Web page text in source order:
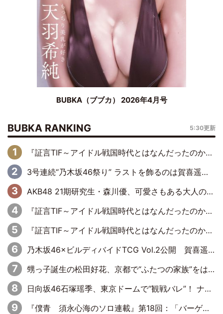
BUBKA（ブブカ） 2026年4月号
BUBKA RANKING 5:30更新
『証言TIF～アイドル戦国時代とはなんだったのか～』第6回：でんぱ組.inc・古川未鈴×相沢梨紗「『ハロプロやりたかったな』って言ったら、夢眠ねむさんに『てめえはでんぱ組．incなんだよ！』って肩パンされて(笑)」
3号連続“乃木坂46祭り” ラストを飾るのは賀喜遥香…5年ぶりの登場に「5年分大人になった私を見ていただけたら」
AKB48 21期研究生・森川優、可愛さもある大人の女性に
『証言TIF～アイドル戦国時代とはなんだったのか～』第11回：私立恵比寿中学・真山りか×安本彩花「TIFで10年ぶりのキョンシーメイクをしたら、場を完全に引かせてしまって。時代が変わったんだなって」
『証言TIF～アイドル戦国時代とはなんだったのか～』第10回：さくら学院・武藤彩未×飯田らうら「正直、中3で辞めるというのを信じてなくて。そう言われてはいたけど、嘘でしょって」
乃木坂46×ビルディバイドTCG Vol.2公開 賀喜遥香＆田村真佑が『京まふ』ステージに登壇
甥っ子誕生の松田好花、京都で“ふたつの家族”をはしご！ “母”黒谷友香に見送られ、“父”松岡昌宏とはハシゴ酒
日向坂46石塚瑶季、東京ドームで“観戦バレ”！ ナイツ・塙も認めた「巨人に詳しすぎるアイドル」は元VENUSスクール生で杉内コーチ推し⁉
『僕青 須永心海のソロ連載』第18回：「バーゲンセールハンターみうな inしまむら」編